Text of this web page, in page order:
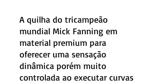
A quilha do tricampeão
mundial Mick Fanning em
material premium para
oferecer uma sensação
dinâmica porém muito
controlada ao executar curvas